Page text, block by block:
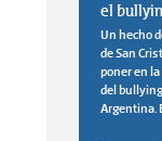
el
Un hecho
de San
poner en
del
Argentina.